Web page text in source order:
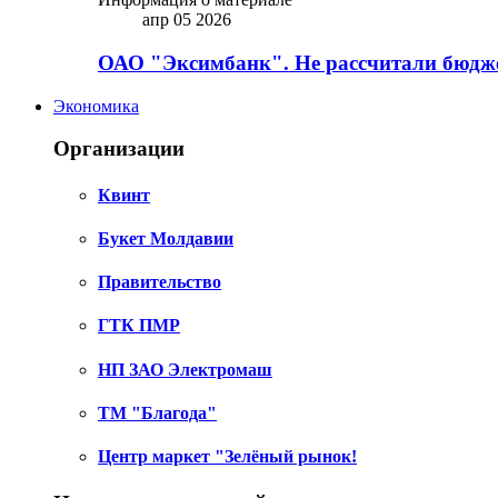
апр 05 2026
ОАО "Эксимбанк". Не рассчитали
Экономика
Организации
Квинт
Букет Молдавии
Правительство
ГТК ПМР
НП ЗАО Электромаш
ТМ "Благода"
Центр маркет "Зелёный рынок!